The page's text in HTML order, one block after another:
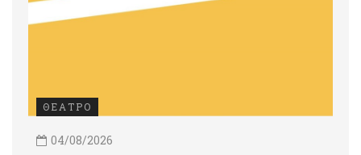
ΘΕΑΤΡΟ
04/08/2026